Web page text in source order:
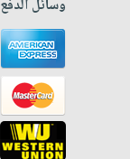
وسائل الدفع